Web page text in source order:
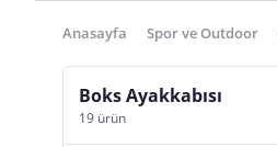
Anasayfa Spor ve Outdoor
Boks Ayakkabısı
19 ürün